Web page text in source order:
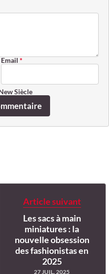
Email *
Siècle
Article suivant
Les sacs à main
miniatures : la
nouvelle obsession
des fashionistas en
2025
27 JUIL. 2025